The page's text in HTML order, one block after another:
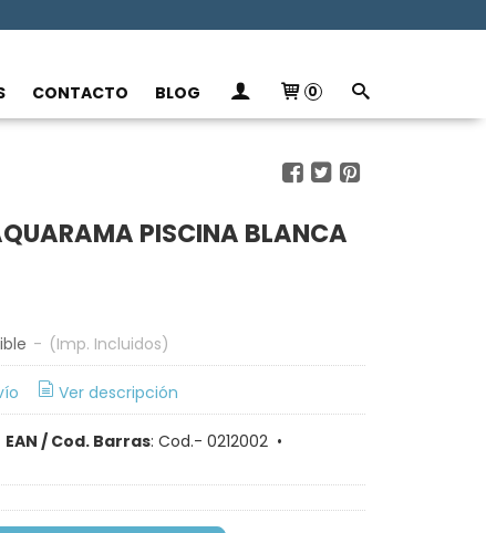
CONTACTO BLOG 0
PISCINA BLANCA
- (Imp. Incluidos)
Ver descripción
EAN / Cod. Barras: Cod.- 0212002•